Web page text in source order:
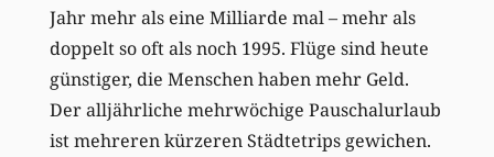
Jahr mehr als eine Milliarde mal – mehr als
doppelt so oft als noch 1995. Flüge sind heute
günstiger, die Menschen haben mehr Geld.
Der alljährliche mehrwöchige Pauschalurlaub
ist mehreren kürzeren Städtetrips gewichen.